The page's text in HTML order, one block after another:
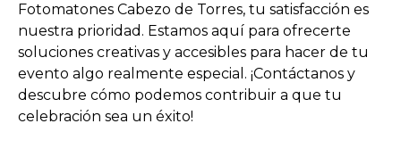
Fotomatones Cabezo de Torres, tu satisfacción es
nuestra prioridad. Estamos aquí para ofrecerte
soluciones creativas y accesibles para hacer de tu
evento algo realmente especial. ¡Contáctanos y
descubre cómo podemos contribuir a que tu
celebración sea un éxito!